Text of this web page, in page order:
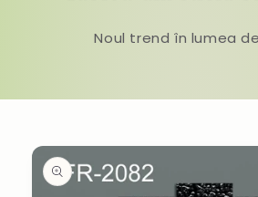
Noul trend în lumea
Skip to
product
information